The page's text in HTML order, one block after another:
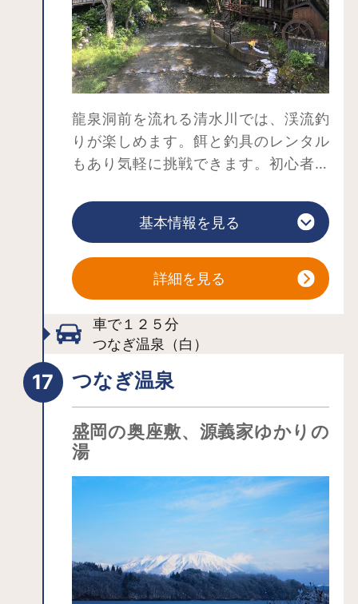
龍泉洞前を流れる清水川では、渓流釣
りが楽しめます。餌と釣具のレンタル
もあり気軽に挑戦できます。初心者の
ェック有）
基本情報を見る
詳細を見る
車で１２５分
つなぎ温泉（白）
つなぎ温泉
盛岡の奥座敷、源義家ゆかりの
湯